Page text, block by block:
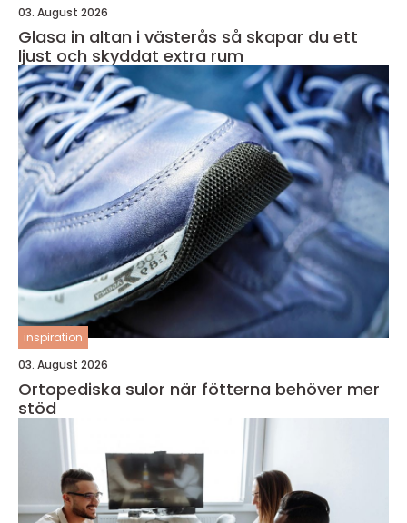
03. August 2026
Glasa in altan i västerås så skapar du ett
ljust och skyddat extra rum
inspiration
03. August 2026
Ortopediska sulor när fötterna behöver mer
stöd